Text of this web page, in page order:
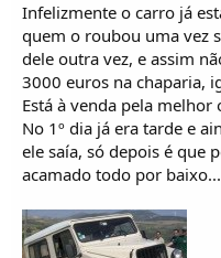
Infelizmente o carro já
quem o roubou uma vez
dele outra vez, e assim
3000 euros na chaparia,
Está à venda pela melhor
No 1º dia já era tarde e
ele saía, só depois é que
acamado todo por